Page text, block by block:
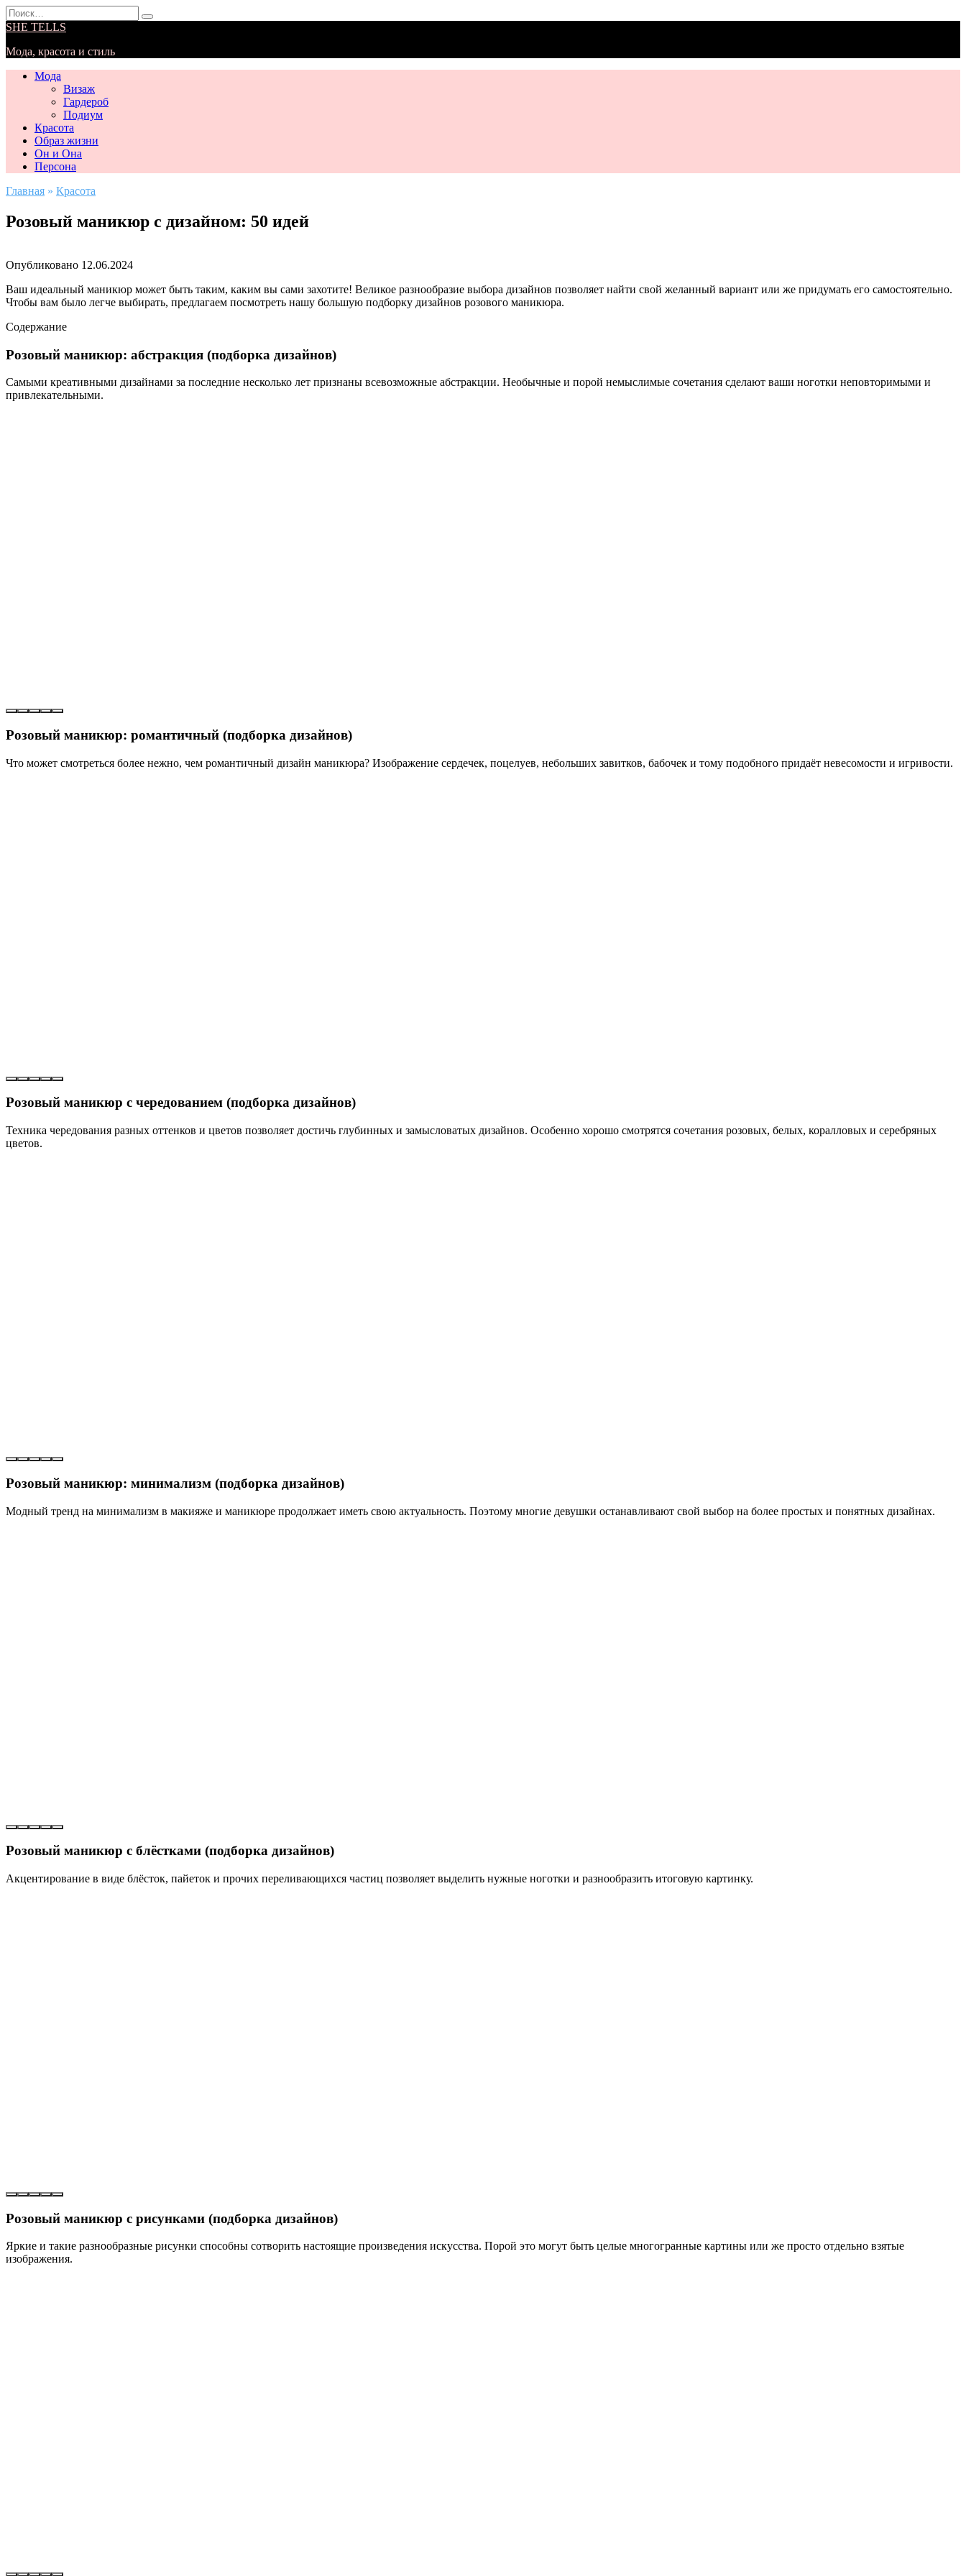
Перейти
к
Search
for:
SHE TELLS
Мода, красота и стиль
Мода
Визаж
Гардероб
Подиум
Красота
Образ жизни
Он и Она
Персона
Главная » Красота
Розовый маникюр с дизайном: 50 идей
Опубликовано 12.06.2024
Ваш идеальный маникюр может быть таким, каким вы сами захотите! Великое разнообразие выбора дизайнов позволяет найти свой желанный вариант или же придумать его самостоятельно.
Чтобы вам было легче выбирать, предлагаем посмотреть нашу большую подборку дизайнов розового маникюра.
Содержание
Розовый маникюр: абстракция (подборка дизайнов)
Самыми креативными дизайнами за последние несколько лет признаны всевозможные абстракции. Необычные и порой немыслимые сочетания сделают ваши ноготки неповторимыми и
привлекательными.
Розовый маникюр: романтичный (подборка дизайнов)
Что может смотреться более нежно, чем романтичный дизайн маникюра? Изображение сердечек, поцелуев, небольших завитков, бабочек и тому подобного придаёт невесомости и игривости.
Розовый маникюр с чередованием (подборка дизайнов)
Техника чередования разных оттенков и цветов позволяет достичь глубинных и замысловатых дизайнов. Особенно хорошо смотрятся сочетания розовых, белых, коралловых и серебряных
цветов.
Розовый маникюр: минимализм (подборка дизайнов)
Модный тренд на минимализм в макияже и маникюре продолжает иметь свою актуальность. Поэтому многие девушки останавливают свой выбор на более простых и понятных дизайнах.
Розовый маникюр с блёстками (подборка дизайнов)
Акцентирование в виде блёсток, пайеток и прочих переливающихся частиц позволяет выделить нужные ноготки и разнообразить итоговую картинку.
Розовый маникюр с рисунками (подборка дизайнов)
Яркие и такие разнообразные рисунки способны сотворить настоящие произведения искусства. Порой это могут быть целые многогранные картины или же просто отдельно взятые
изображения.